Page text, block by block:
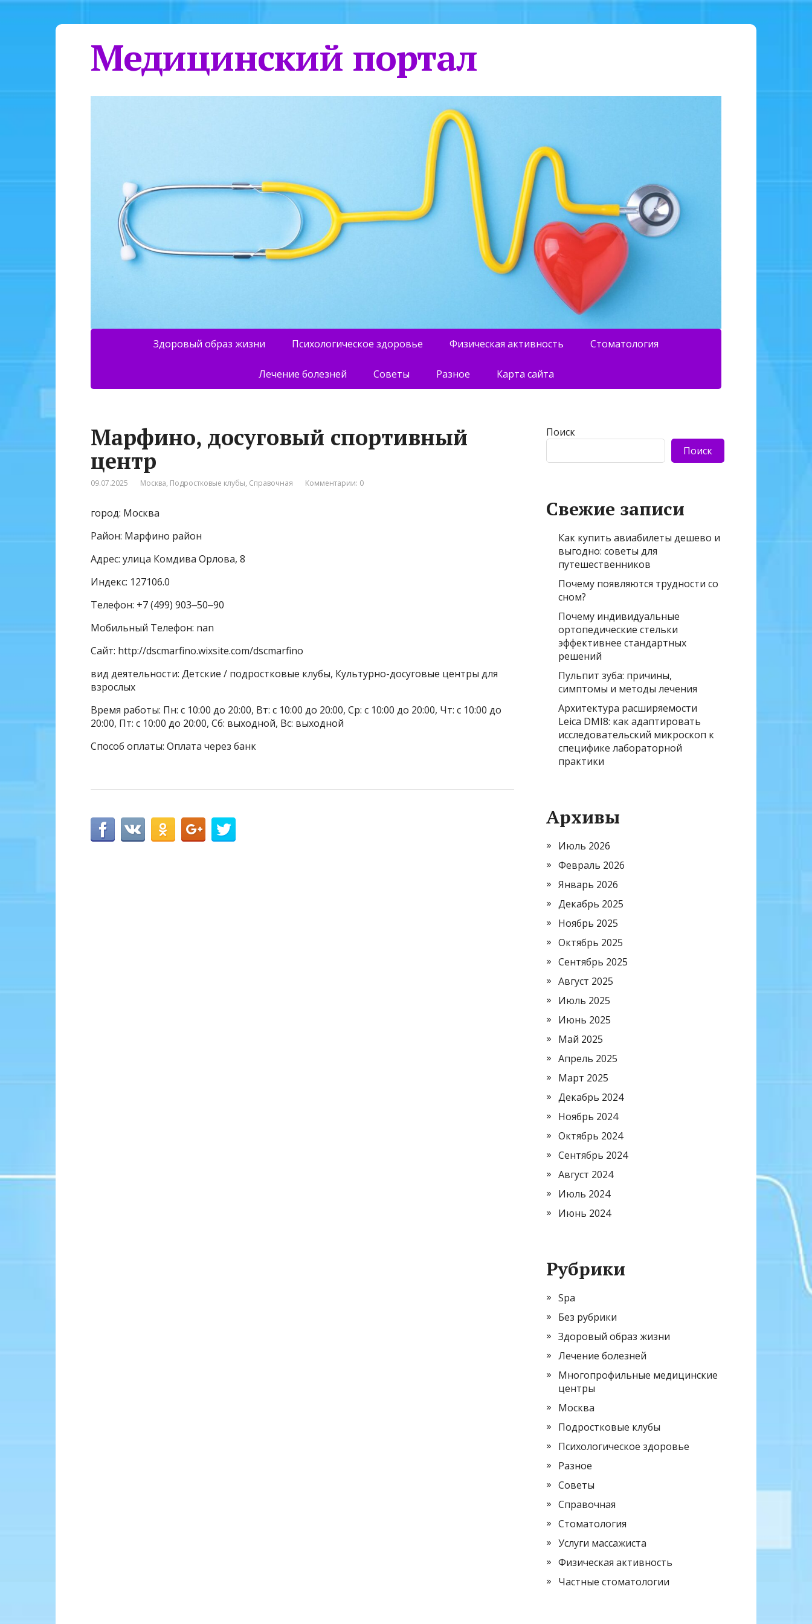
Медицинский портал
Здоровый образ жизни Психологическое здоровье Физическая активность Стоматология
Лечение болезней Советы Разное Карта сайта
Марфино, досуговый спортивный
центр
09.07.2025 Москва, Подростковые клубы, Справочная Комментарии: 0
город: Москва
Район: Марфино район
Адрес: улица Комдива Орлова, 8
Индекс: 127106.0
Телефон: +7 (499) 903‒50‒90
Мобильный Телефон: nan
Сайт: http://dscmarfino.wixsite.com/dscmarfino
вид деятельности: Детские / подростковые клубы, Культурно-досуговые центры для
взрослых
Время работы: Пн: с 10:00 до 20:00, Вт: с 10:00 до 20:00, Ср: с 10:00 до 20:00, Чт: с 10:00 до
20:00, Пт: с 10:00 до 20:00, Сб: выходной, Вс: выходной
Способ оплаты: Оплата через банк
Поиск
Поиск
Свежие записи
Как купить авиабилеты дешево и
выгодно: советы для
путешественников
Почему появляются трудности со
сном?
Почему индивидуальные
ортопедические стельки
эффективнее стандартных
решений
Пульпит зуба: причины,
симптомы и методы лечения
Архитектура расширяемости
Leica DMI8: как адаптировать
исследовательский микроскоп к
специфике лабораторной
практики
Архивы
Июль 2026
Февраль 2026
Январь 2026
Декабрь 2025
Ноябрь 2025
Октябрь 2025
Сентябрь 2025
Август 2025
Июль 2025
Июнь 2025
Май 2025
Апрель 2025
Март 2025
Декабрь 2024
Ноябрь 2024
Октябрь 2024
Сентябрь 2024
Август 2024
Июль 2024
Июнь 2024
Рубрики
Spa
Без рубрики
Здоровый образ жизни
Лечение болезней
Многопрофильные медицинские
центры
Москва
Подростковые клубы
Психологическое здоровье
Разное
Советы
Справочная
Стоматология
Услуги массажиста
Физическая активность
Частные стоматологии